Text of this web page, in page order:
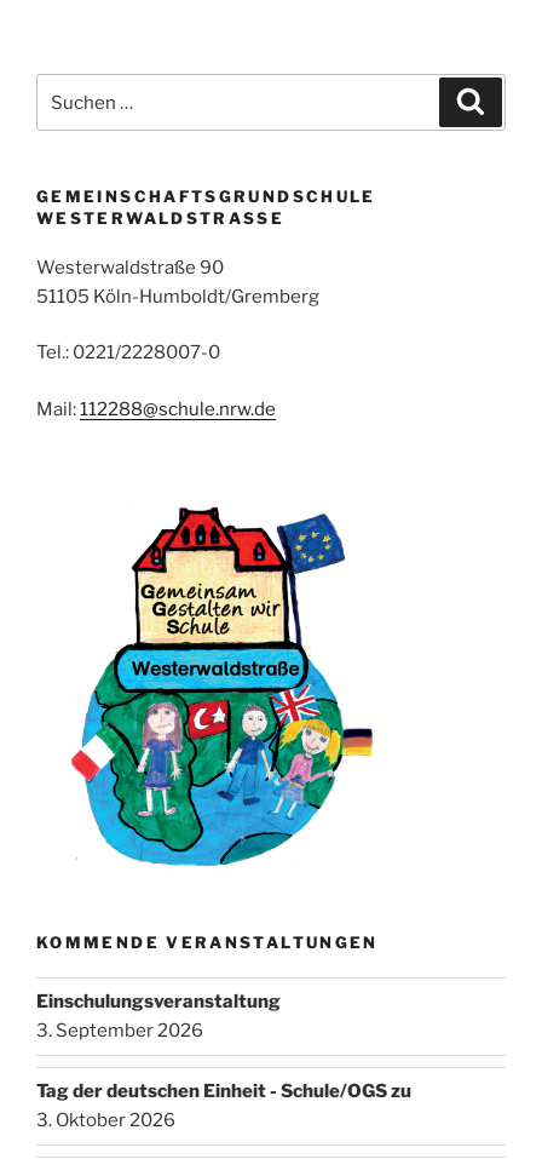
nach:
GEMEINSCHAFTSGRUNDSCHULE
WESTERWALDSTRASSE
Westerwaldstraße 90
51105 Köln-Humboldt/Gremberg
Tel.: 0221/2228007-0
Mail:112288@schule.nrw.de
KOMMENDE VERANSTALTUNGEN
Einschulungsveranstaltung
3. September 2026
Tag der deutschen Einheit - Schule/OGS zu
3. Oktober 2026